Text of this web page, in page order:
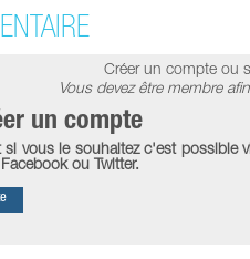
Créer un compte ou
Vous devez être membre
un compte
vous le souhaitez c'est possible
ou Twitter.